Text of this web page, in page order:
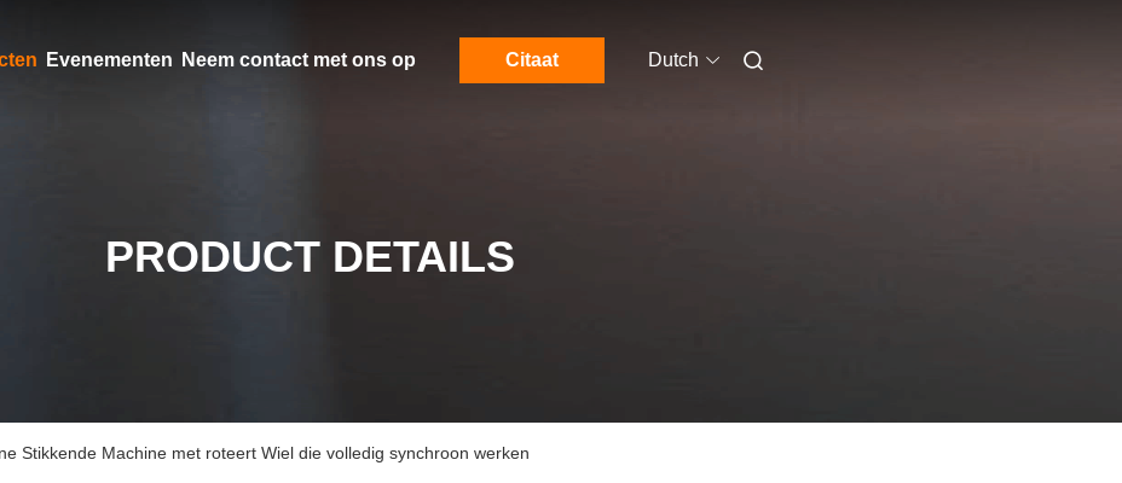
Evenementen Neem contact met ons op Citaat Dutch
PRODUCT DETAILS
Stikkende Machine met roteert Wiel die volledig synchroon werken